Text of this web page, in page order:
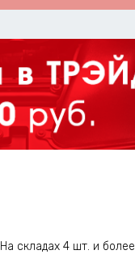
На складах 4 шт. и более